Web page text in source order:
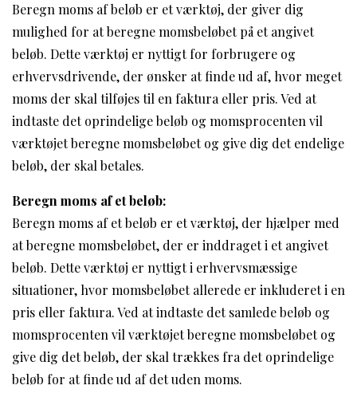
Beregn moms af beløb er et værktøj, der giver dig
mulighed for at beregne momsbeløbet på et angivet
beløb. Dette værktøj er nyttigt for forbrugere og
erhvervsdrivende, der ønsker at finde ud af, hvor meget
moms der skal tilføjes til en faktura eller pris. Ved at
indtaste det oprindelige beløb og momsprocenten vil
værktøjet beregne momsbeløbet og give dig det endelige
beløb, der skal betales.
Beregn moms af et beløb:
Beregn moms af et beløb er et værktøj, der hjælper med
at beregne momsbeløbet, der er inddraget i et angivet
beløb. Dette værktøj er nyttigt i erhvervsmæssige
situationer, hvor momsbeløbet allerede er inkluderet i en
pris eller faktura. Ved at indtaste det samlede beløb og
momsprocenten vil værktøjet beregne momsbeløbet og
give dig det beløb, der skal trækkes fra det oprindelige
beløb for at finde ud af det uden moms.